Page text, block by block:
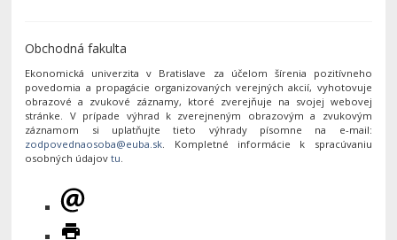
Obchodná fakulta
Ekonomická univerzita v Bratislave za účelom šírenia pozitívneho
povedomia a propagácie organizovaných verejných akcií, vyhotovuje
obrazové a zvukové záznamy, ktoré zverejňuje na svojej webovej
stránke. V prípade výhrad k zverejneným obrazovým a zvukovým
záznamom si uplatňujte tieto výhrady písomne na e-mail:
. Kompletné informácie k spracúvaniu
osobných údajovtu.